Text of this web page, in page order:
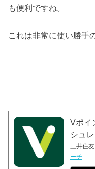
も便利ですね。
これは非常に使い勝手
Vポイ
シュ
三井住
ーチ